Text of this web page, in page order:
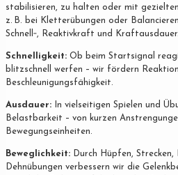
stabilisieren, zu halten oder mit
z. B. bei Kletterübungen oder
Schnell‐, Reaktivkraft und Kraftausdauer.
Schnelligkeit: Ob beim Startsignal
blitzschnell werfen – wir fördern
Beschleunigungsfähigkeit.
Ausdauer: In vielseitigen Spielen und
Belastbarkeit – von kurzen
Bewegungseinheiten.
Beweglichkeit: Durch Hüpfen,
Dehnübungen verbessern wir die